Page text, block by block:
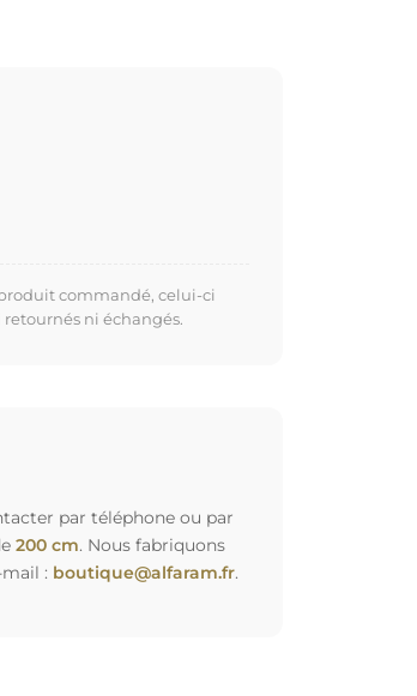
commandé, celui-ci
ni échangés.
par téléphone ou par
200 cm. Nous fabriquons
: boutique@alfaram.fr.